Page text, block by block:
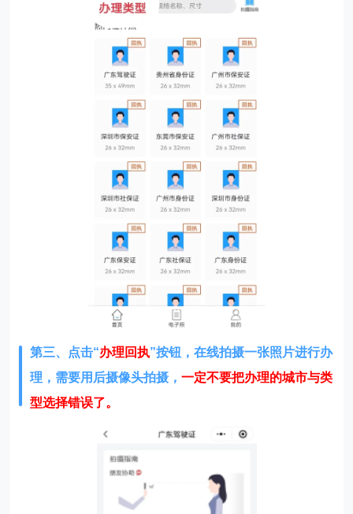
第三、点击“办理回执”按钮，在线拍摄一张照片进行办
理，需要用后摄像头拍摄，一定不要把办理的城市与类
型选择错误了。